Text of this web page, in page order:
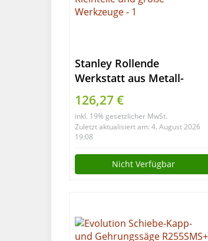
Stanley Rollende
Werkstatt aus Metall-
Kunststoff 1-79-206 –
Werkzeugwagen leer mit 3
modularen Einheiten –
Vielseitige Werkzeugbox
für Kleinteile und große
Werkzeuge
126,27 €
inkl. 19% gesetzlicher MwSt.
Zuletzt aktualisiert am: 4. August 2026
19:08
Nicht Verfügbar